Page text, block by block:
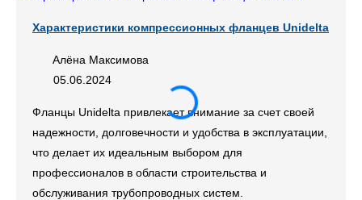
Характеристики компрессионных фланцев Unidelta
Алёна Максимова
05.06.2024
Фланцы Unidelta привлекает внимание за счет своей
надежности, долговечности и удобства в эксплуатации,
что делает их идеальным выбором для
профессионалов в области строительства и
обслуживания трубопроводных систем.